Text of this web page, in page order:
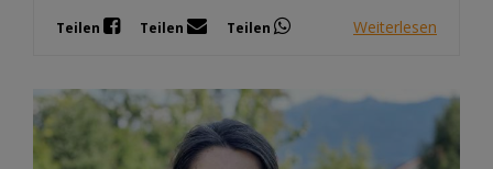
Teilen Teilen Teilen Weiterlesen